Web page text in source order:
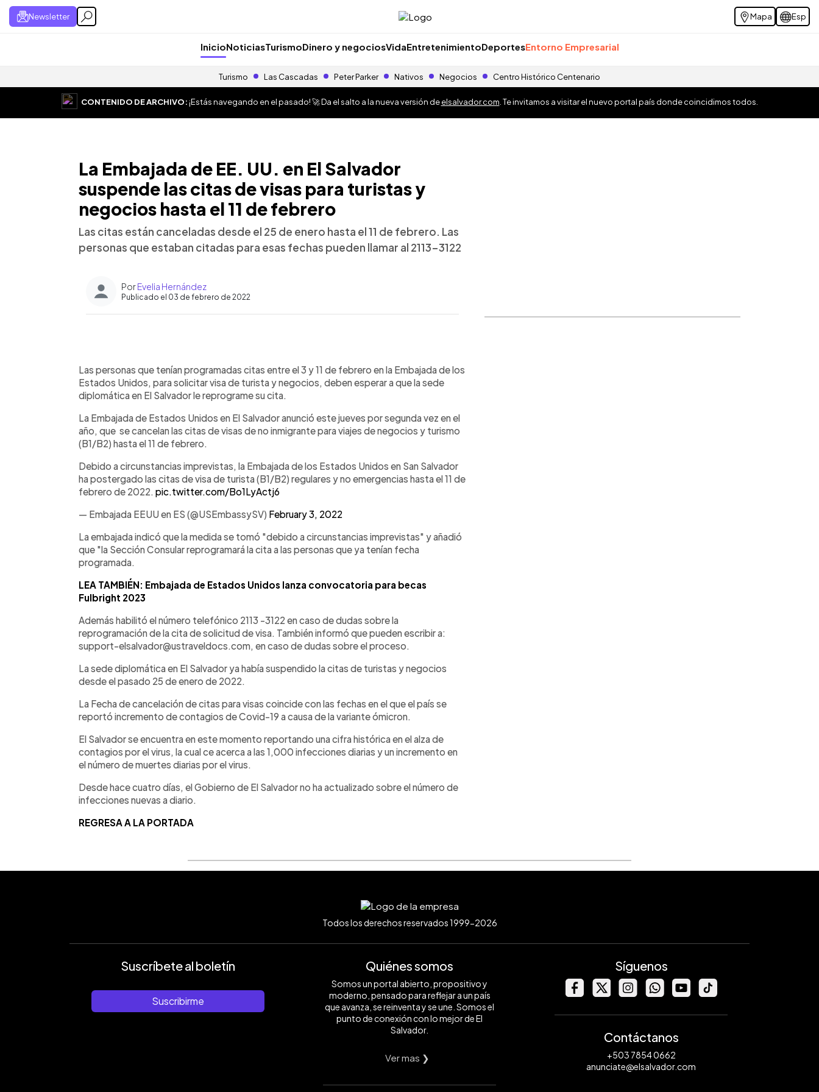
Newsletter Mapa Esp
InicioNoticiasTurismoDinero y negociosVidaEntretenimientoDeportesEntorno Empresarial
Turismo Las Cascadas Peter Parker Nativos Negocios Centro Histórico Centenario
CONTENIDO DE ARCHIVO:¡Estás navegando en el pasado! 🚀 Da el salto a la nueva versión deelsalvador.com . Te invitamos a visitar el nuevo portal país donde coincidimos todos.
La Embajada de EE. UU. en El Salvador
suspende las citas de visas para turistas y
negocios hasta el 11 de febrero
Las citas están canceladas desde el 25 de enero hasta el 11 de febrero. Las
personas que estaban citadas para esas fechas pueden llamar al 2113-3122
PorEvelia Hernández
Publicado el 03 de febrero de 2022
Escuchar artículo
Las personas que tenían programadas citas entre el 3 y 11 de febrero en la Embajada de los
Estados Unidos, para solicitar visa de turista y negocios, deben esperar a que la sede
diplomática en El Salvador le reprograme su cita.
La Embajada de Estados Unidos en El Salvador anunció este jueves por segunda vez en el
año, que se cancelan las citas de visas de no inmigrante para viajes de negocios y turismo
(B1/B2) hasta el 11 de febrero.
Debido a circunstancias imprevistas, la Embajada de los Estados Unidos en San Salvador
ha postergado las citas de visa de turista (B1/B2) regulares y no emergencias hasta el 11 de
febrero de 2022. pic.twitter.com/Bo1LyActj6
— Embajada EEUU en ES (@USEmbassySV) February 3, 2022
La embajada indicó que la medida se tomó "debido a circunstancias imprevistas" y añadió
que "la Sección Consular reprogramará la cita a las personas que ya tenían fecha
programada.
LEA TAMBIÉN: Embajada de Estados Unidos lanza convocatoria para becas
Fulbright 2023
Además habilitó el número telefónico 2113 -3122 en caso de dudas sobre la
reprogramación de la cita de solicitud de visa. También informó que pueden escribir a:
support-elsalvador@ustraveldocs.com, en caso de dudas sobre el proceso.
La sede diplomática en El Salvador ya había suspendido la citas de turistas y negocios
desde el pasado 25 de enero de 2022.
La Fecha de cancelación de citas para visas coincide con las fechas en el que el país se
reportó incremento de contagios de Covid-19 a causa de la variante ómicron.
El Salvador se encuentra en este momento reportando una cifra histórica en el alza de
contagios por el virus, la cual ce acerca a las 1,000 infecciones diarias y un incremento en
el número de muertes diarias por el virus.
Desde hace cuatro días, el Gobierno de El Salvador no ha actualizado sobre el número de
infecciones nuevas a diario.
REGRESA A LA PORTADA
Todos los derechos reservados 1999-2026
Suscríbete al boletín
Suscribirme
Quiénes somos
Somos un portal abierto, propositivo y
moderno, pensado para reflejar a un país
que avanza, se reinventa y se une. Somos el
punto de conexión con lo mejor de El
Salvador.
Ver mas ❯
Síguenos
Contáctanos
+503 7854 0662
anunciate@elsalvador.com